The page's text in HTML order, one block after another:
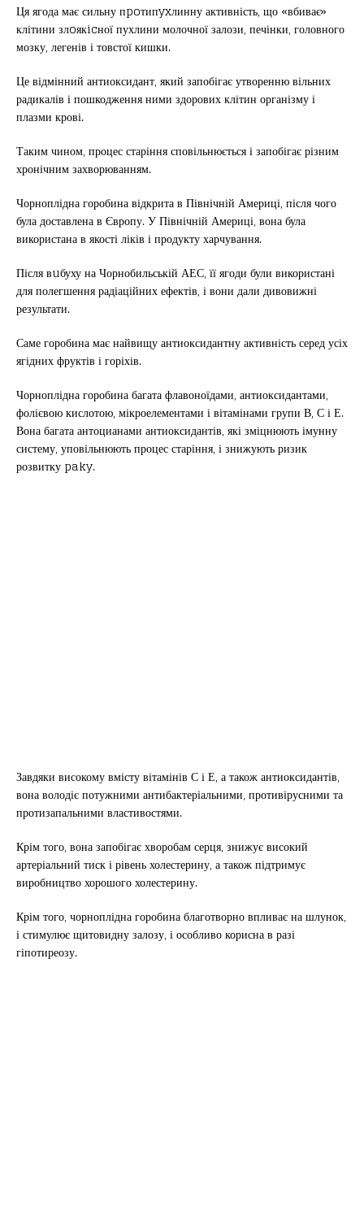
Ця ягода має сильну пpoтипyxлинну активність, що «вбиває»
клітини злoякicної пухлини молочної залози, печінки, головного
мозку, легенів і товстої кишки.
Це відмінний антиоксидант, який запобігає утворенню вільних
радикалів і пошкодження ними здорових клітин організму і
плазми крові.
Таким чином, процес старіння сповільнюється і запобігає різним
хронічним захворюванням.
Чорноплідна горобина відкрита в Північній Америці, після чого
була доставлена в Європу. У Північній Америці, вона була
використана в якості ліків і продукту харчування.
Після вuбуху на Чорнобильській АЕС, її ягоди були використані
для полегшення радіаційних ефектів, і вони дали дивовижні
результати.
Саме горобина має найвищу антиоксидантну активність серед усіх
ягідних фруктів і горіхів.
Чорноплідна горобина багата флавоноїдами, антиоксидантами,
фолієвою кислотою, мікроелементами і вітамінами групи В, С і Е.
Вона багата антоцианами антиоксидантів, які зміцнюють імунну
систему, уповільнюють процес старіння, і знижують ризик
розвитку paky.
Завдяки високому вмісту вітамінів С і Е, а також антиоксидантів,
вона володіє потужними антибактеріальними, противірусними та
протизапальними властивостями.
Крім того, вона запобігає хворобам серця, знижує високий
артеріальний тиск і рівень холестерину, а також підтримує
виробництво хорошого холестерину.
Крім того, чорноплідна горобина благотворно впливає на шлунок,
і стимулює щитовидну залозу, і особливо корисна в разі
гіпотиреозу.